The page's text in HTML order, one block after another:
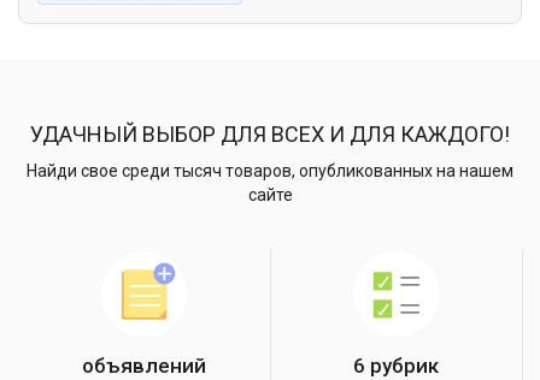
УДАЧНЫЙ ВЫБОР ДЛЯ ВСЕХ И ДЛЯ КАЖДОГО!
Найди свое среди тысяч товаров, опубликованных на нашем
сайте
объявлений 6 рубрик